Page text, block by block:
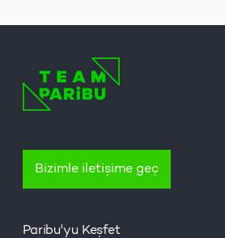
Bizimle iletişime geç
Paribu'yu Keşfet